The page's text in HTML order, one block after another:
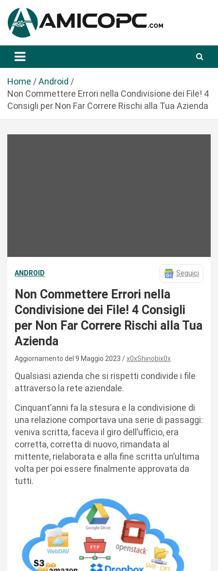
a
Amicopc.com
Home
Android
Non Commettere Errori nella Condivisione dei File! 4
Consigli per Non Far Correre Rischi alla Tua Azienda
ANDROID Seguici
Non Commettere Errori nella
Condivisione dei File! 4 Consigli
per Non Far Correre Rischi alla Tua
Azienda
Aggiornamento del 9 Maggio 2023 x0xShinobix0x
Qualsiasi azienda che si rispetti condivide i file
attraverso la rete aziendale.
Cinquant’anni fa la stesura e la condivisione di
una relazione comportava una serie di passaggi:
veniva scritta, faceva il giro dell’ufficio, era
corretta, corretta di nuovo, rimandata al
mittente, rielaborata e alla fine scritta un’ultima
volta per poi essere finalmente approvata da
tutti.